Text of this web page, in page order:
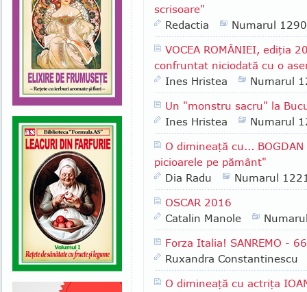
scrisoare"
Redactia
Numarul 1290
VOCEA ROMÂNIEI, ediţia
confruntat niciodată cu o
Ines Hristea
Numarul
Un "monstru sacru" la
Ines Hristea
Numarul
O dimineaţă cu...
picioarele pe pământ"
Dia Radu
Numarul
OSCAR 2016
Catalin Manole
Forza Italia! SANREMO -
Ruxandra Constantinescu
O dimineaţă cu actriţa